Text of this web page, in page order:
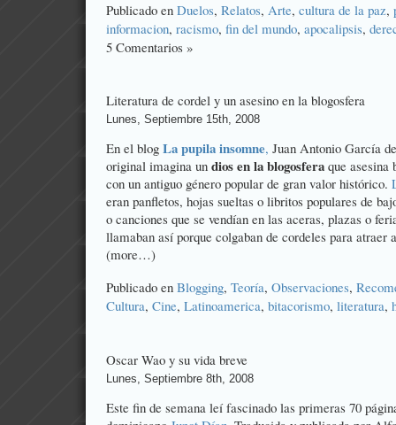
Publicado en Duelos, Relatos, Arte, cultura de la paz,
informacion, racismo, fin del mundo, apocalipsis,
5 Comentarios »
Literatura de cordel y un asesino en la blogosfera
Lunes, Septiembre 15th, 2008
En el blog La pupila insomne, Juan Antonio García
original imagina un dios en la blogosfera que asesina
con un antiguo género popular de gran valor histórico.
eran panfletos, hojas sueltas o libritos populares de
o canciones que se vendían en las aceras, plazas o
llamaban así porque colgaban de cordeles para atraer
(more…)
Publicado en Blogging, Teoría, Observaciones,
Cultura, Cine, Latinoamerica, bitacorismo, literatura,
Oscar Wao y su vida breve
Lunes, Septiembre 8th, 2008
Este fin de semana leí fascinado las primeras 70